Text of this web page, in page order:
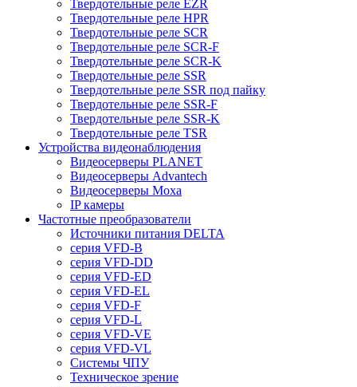
Твердотельные реле EZR
Твердотельные реле HPR
Твердотельные реле SCR
Твердотельные реле SCR-F
Твердотельные реле SCR-K
Твердотельные реле SSR
Твердотельные реле SSR под пайку
Твердотельные реле SSR-F
Твердотельные реле SSR-K
Твердотельные реле TSR
Устройства видеонаблюдения
Видеосерверы PLANET
Видеосерверы Advantech
Видеосерверы Moxa
IP камеры
Частотные преобразователи
Источники питания DELTA
серия VFD-B
серия VFD-DD
серия VFD-ED
серия VFD-EL
серия VFD-F
серия VFD-L
серия VFD-VE
серия VFD-VL
Системы ЧПУ
Техническое зрение